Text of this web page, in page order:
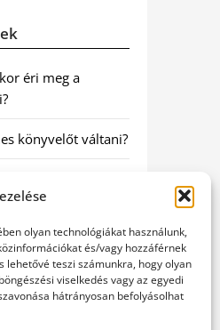
olyan technológiákat használunk,
és/vagy hozzáférnek
lehetővé teszi számunkra, hogy olyan
viselkedés vagy az egyedi
hátrányosan befolyásolhat
éri meg a
könyvelőt váltani?
nem érdemes várni